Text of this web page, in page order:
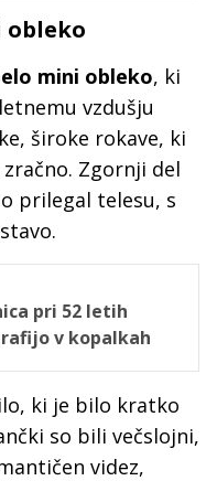
obleko
mini obleko, ki
vzdušju
široke rokave, ki
Zgornji del
prilegal telesu, s
pri 52 letih
v kopalkah
ki je bilo kratko
so bili večslojni,
videz,